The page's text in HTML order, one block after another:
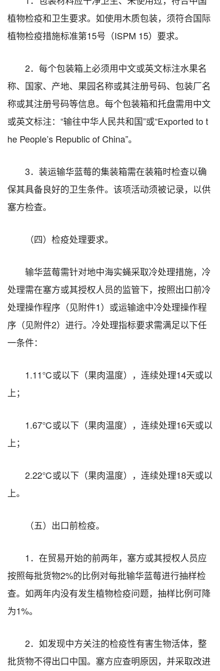
植物检疫和卫生要求。如使用木质包装，须符合国际
植物检疫措施标准第15号（ISPM 15）要求。
2．每个包装箱上必须用中文或英文标注水果名
称、国家、产地、果园名称或其注册号码、包装厂名
称或其注册号码等信息。每个包装箱和托盘需用中文
或英文标注：“输往中华人民共和国”或“Exported to t
he People’s Republic of China”。
3．装运输华蓝莓的集装箱需在装箱时检查以确
保其具备良好的卫生条件。该项活动须被记录，以供
塞方检查。
（四）检疫处理要求。
输华蓝莓需针对地中海实蝇采取冷处理措施，冷
处理需在塞方或其授权人员的监管下，按照出口前冷
处理操作程序（见附件1）或运输途中冷处理操作程
序（见附件2）进行。冷处理指标要求需满足以下任
一条件：
1.11℃或以下（果肉温度），连续处理14天或以
上；
1.67℃或以下（果肉温度），连续处理16天或以
上；
2.22℃或以下（果肉温度），连续处理18天或以
上。
（五）出口前检疫。
1．在贸易开始的前两年，塞方或其授权人员应
按照每批货物2%的比例对每批输华蓝莓进行抽样检
查。如两年内没有发生植物检疫问题，抽样比例可降
为1%。
2．如发现中方关注的检疫性有害生物活体，整
批货物不得出口中国。塞方应查明原因，并采取改进